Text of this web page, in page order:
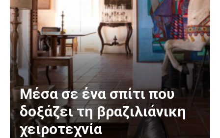
Μέσα σε ένα σπίτι που
δοξάζει τη βραζιλιάνικη
χειροτεχνία